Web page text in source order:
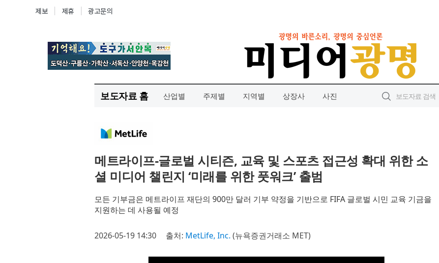
보도자료 홈 산업별 주제별 지역별 상장사 사진
메트라이프-글로벌 시티즌, 교육 및 스포츠 접근성 확대 위한 소
셜 미디어 챌린지 ‘미래를 위한 풋워크’ 출범
모든 기부금은 메트라이프 재단의 900만 달러 기부 약정을 기반으로 FIFA 글로벌 시민 교육 기금을
지원하는 데 사용될 예정
2026-05-19 14:30 출처: MetLife, Inc. (뉴욕증권거래소 MET)